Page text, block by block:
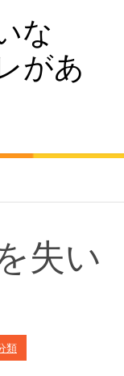
な
があ
失い
類